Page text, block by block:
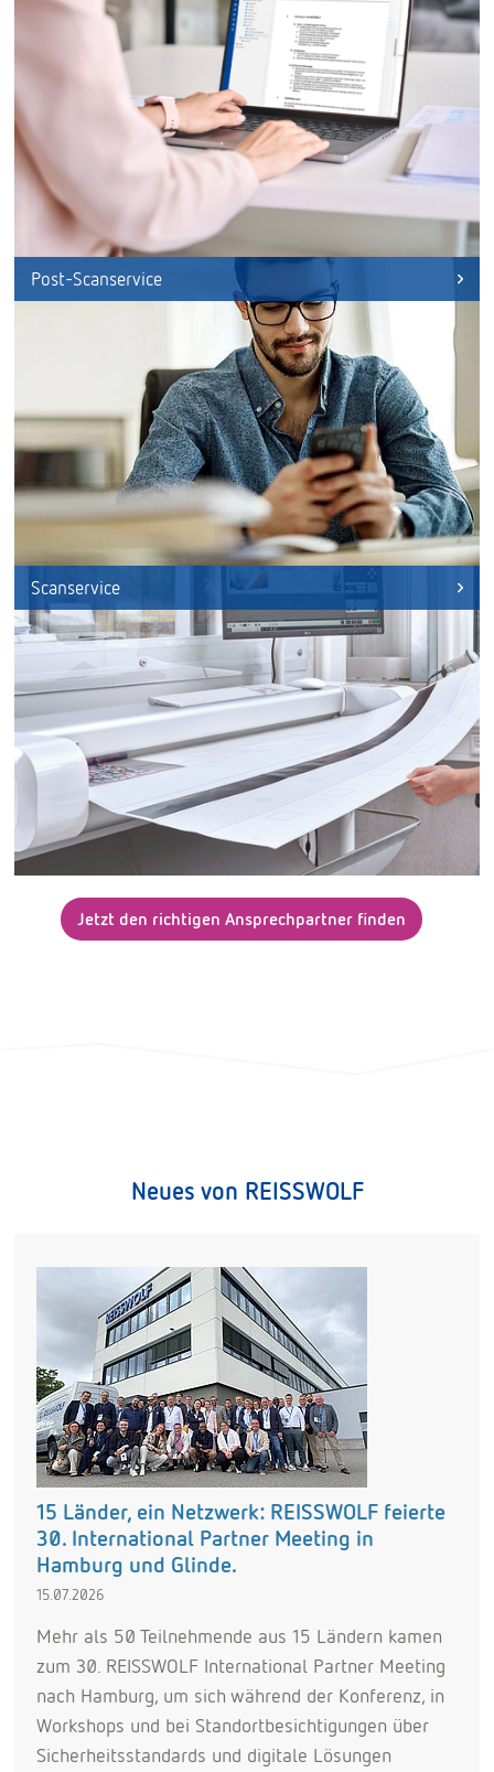
Post-Scanservice
Scanservice
Jetzt den richtigen Ansprechpartner finden
Neues von REISSWOLF
15 Länder, ein Netzwerk: REISSWOLF feierte
30. International Partner Meeting in
Hamburg und Glinde.
15.07.2026
Mehr als 50 Teilnehmende aus 15 Ländern kamen
zum 30. REISSWOLF International Partner Meeting
nach Hamburg, um sich während der Konferenz, in
Workshops und bei Standortbesichtigungen über
Sicherheitsstandards und digitale Lösungen